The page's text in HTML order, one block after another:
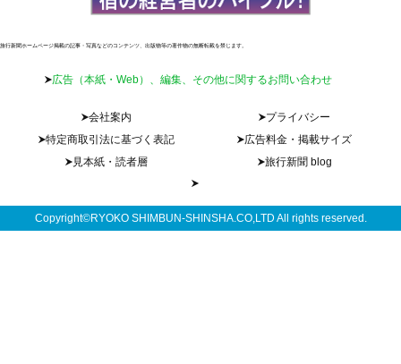
旅行新聞ホームページ掲載の記事・写真などのコンテンツ、出版物等の著作物の無断転載を禁じます。
広告（本紙・Web）、編集、その他に関するお問い合わせ
会社案内
プライバシー
特定商取引法に基づく表記
広告料金・掲載サイズ
見本紙・読者層
旅行新聞 blog
Copyright©RYOKO SHIMBUN-SHINSHA.CO,LTD All rights reserved.